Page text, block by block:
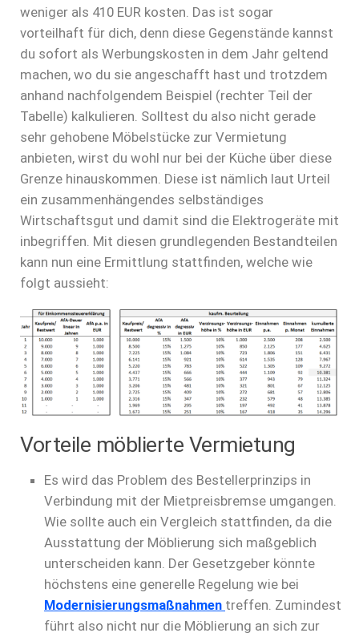
weniger als 410 EUR kosten. Das ist sogar
vorteilhaft für dich, denn diese Gegenstände kannst
du sofort als Werbungskosten in dem Jahr geltend
machen, wo du sie angeschafft hast und trotzdem
anhand nachfolgendem Beispiel (rechter Teil der
Tabelle) kalkulieren. Solltest du also nicht gerade
sehr gehobene Möbelstücke zur Vermietung
anbieten, wirst du wohl nur bei der Küche über diese
Grenze hinauskommen. Diese ist nämlich laut Urteil
ein zusammenhängendes selbständiges
Wirtschaftsgut und damit sind die Elektrogeräte mit
inbegriffen. Mit diesen grundlegenden Bestandteilen
kann nun eine Ermittlung stattfinden, welche wie
folgt aussieht:
Vorteile möblierte Vermietung
Es wird das Problem des Bestellerprinzips in
Verbindung mit der Mietpreisbremse umgangen.
Wie sollte auch ein Vergleich stattfinden, da die
Ausstattung der Möblierung sich maßgeblich
unterscheiden kann. Der Gesetzgeber könnte
höchstens eine generelle Regelung wie bei
Modernisierungsmaßnahmen treffen. Zumindest
führt also nicht nur die Möblierung an sich zur